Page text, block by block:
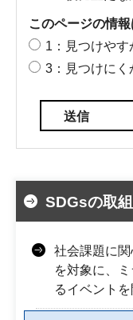
このページの情
1：見つけやす
3：見つけにく
SDGsの取
社会課題に
を対象に、
るイベントを